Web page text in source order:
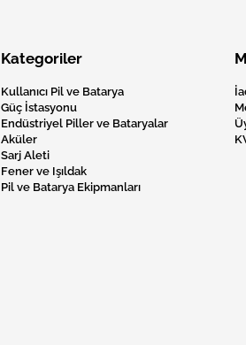
Kategoriler
Kullanıcı Pil ve Batarya
Güç İstasyonu
Endüstriyel Piller ve Bataryalar
Aküler
Sarj Aleti
Fener ve Işıldak
Pil ve Batarya Ekipmanları